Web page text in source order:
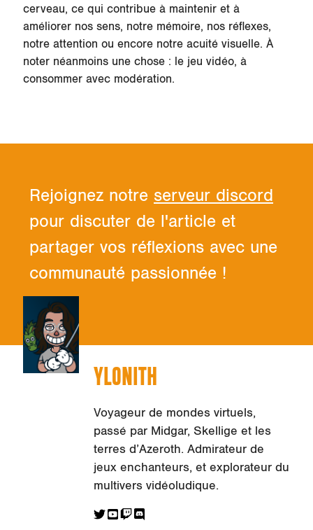
cerveau, ce qui contribue à maintenir et à
améliorer nos sens, notre mémoire, nos réflexes,
notre attention ou encore notre acuité visuelle. À
noter néanmoins une chose : le jeu vidéo, à
consommer avec modération.
Rejoignez notre serveur discord
pour discuter de l'article et
partager vos réflexions avec une
communauté passionnée !
YLONITH
Voyageur de mondes virtuels,
passé par Midgar, Skellige et les
terres d’Azeroth. Admirateur de
jeux enchanteurs, et explorateur du
multivers vidéoludique.